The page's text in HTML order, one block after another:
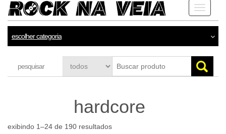
Toggle
escolher categoria
pesquisar
hardcore
exibindo 1–24 de 190 resultados